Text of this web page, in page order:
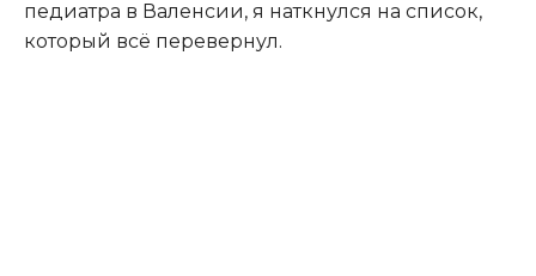
педиатра в Валенсии, я наткнулся на список,
который всё перевернул.